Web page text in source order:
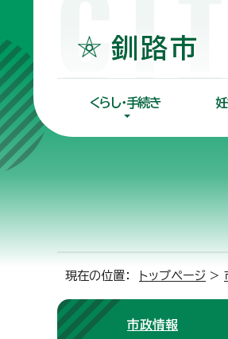
くらし・手続き 妊
現在の位置： トップページ >
市政情報